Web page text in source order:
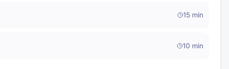
15 min
10 min